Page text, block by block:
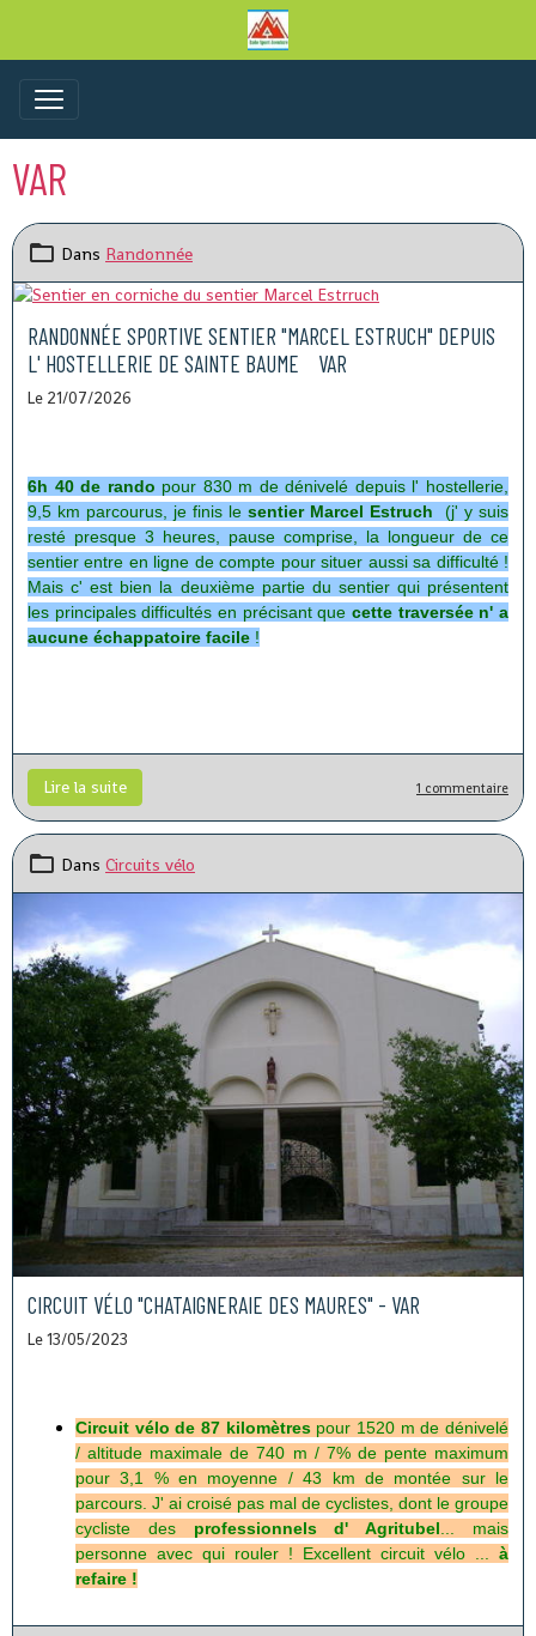
VAR
Dans Randonnée
RANDONNÉE SPORTIVE SENTIER "MARCEL ESTRUCH" DEPUIS
L' HOSTELLERIE DE SAINTE BAUME VAR
Le 21/07/2026
6h 40 de rando pour 830 m de dénivelé depuis l' hostellerie,
9,5 km parcourus, je finis le sentier Marcel Estruch (j' y suis
resté presque 3 heures, pause comprise, la longueur de ce
sentier entre en ligne de compte pour situer aussi sa difficulté !
Mais c' est bien la deuxième partie du sentier qui présentent
les principales difficultés en précisant que cette traversée n' a
aucune échappatoire facile !
Lire la suite 1 commentaire
Dans Circuits vélo
CIRCUIT VÉLO "CHATAIGNERAIE DES MAURES" - VAR
Le 13/05/2023
Circuit vélo de 87 kilomètrespour 1520 m de dénivelé
/ altitude maximale de 740 m / 7% de pente maximum
pour 3,1 % en moyenne / 43 km de montée sur le
parcours. J' ai croisé pas mal de cyclistes, dont le groupe
cycliste des professionnels d' Agritubel ... mais
personne avec qui rouler ! Excellent circuit vélo ... à
refaire !